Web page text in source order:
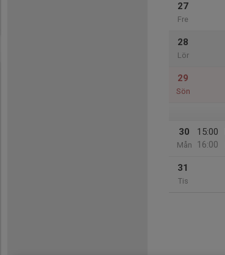
27
Fre
28
Lör
29
Sön
30
Mån
15:00
16:00
31
Tis